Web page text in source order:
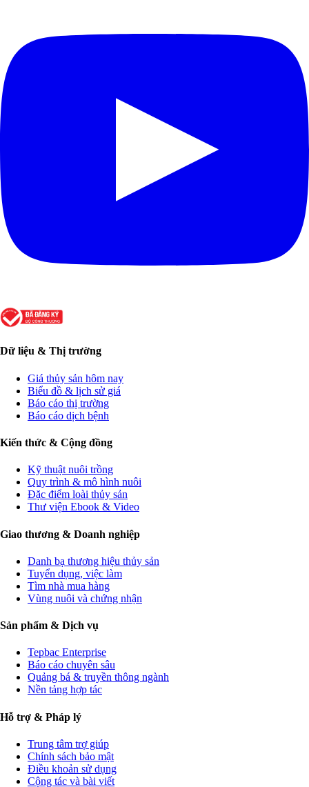
Dữ liệu & Thị trường
Giá thủy sản hôm nay
Biểu đồ & lịch sử giá
Báo cáo thị trường
Báo cáo dịch bệnh
Kiến thức & Cộng đồng
Kỹ thuật nuôi trồng
Quy trình & mô hình nuôi
Đặc điểm loài thủy sản
Thư viện Ebook & Video
Giao thương & Doanh nghiệp
Danh bạ thương hiệu thủy sản
Tuyển dụng, việc làm
Tìm nhà mua hàng
Vùng nuôi và chứng nhận
Sản phẩm & Dịch vụ
Tepbac Enterprise
Báo cáo chuyên sâu
Quảng bá & truyền thông ngành
Nền tảng hợp tác
Hỗ trợ & Pháp lý
Trung tâm trợ giúp
Chính sách bảo mật
Điều khoản sử dụng
Cộng tác và bài viết